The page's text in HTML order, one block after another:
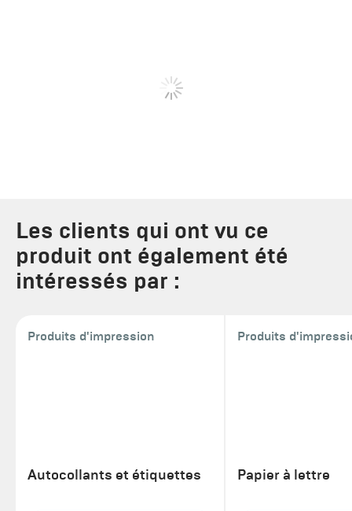
Les clients qui ont vu ce
produit ont également été
intéressés par :
Produits d'impression
Autocollants et étiquettes
Produits
Papier à lettre